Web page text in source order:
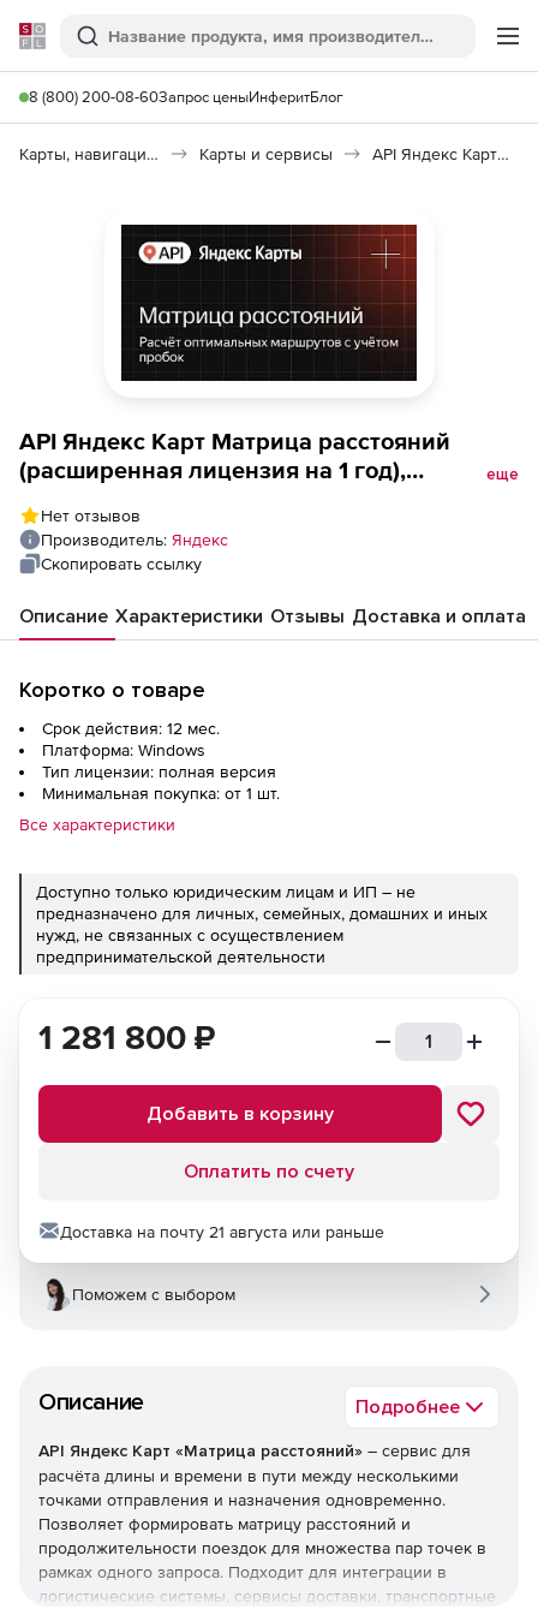
Softline
Поиск
8 (800) 200-08-60Запрос ценыИнферитБлог
Карты, навигация, путешествия Карты и сервисы API Яндекс Карт Матрица расстояний
API Яндекс Карт Матрица расстояний
(расширенная лицензия на 1 год),
сутки до 25000 с сохранением данных
еще
Нет отзывов
Производитель: Яндекс
Скопировать ссылку
Описание Характеристики Отзывы Доставка и оплата
Коротко о товаре
Срок действия: 12 мес.
Платформа: Windows
Тип лицензии: полная версия
Минимальная покупка: от 1 шт.
Все характеристики
Доступно только юридическим лицам и ИП – не
предназначено для личных, семейных, домашних и иных
нужд, не связанных с осуществлением
предпринимательской деятельности
Описание Подробнее
API Яндекс Карт «Матрица расстояний» – сервис для
расчёта длины и времени в пути между несколькими
точками отправления и назначения одновременно.
Позволяет формировать матрицу расстояний и
продолжительности поездок для множества пар точек в
рамках одного запроса. Подходит для интеграции в
логистические системы, сервисы доставки, транспортные
1 281 800 ₽
Добавить в корзину
Оплатить по счету
Доставка на почту 21 августа или раньше
Поможем с выбором